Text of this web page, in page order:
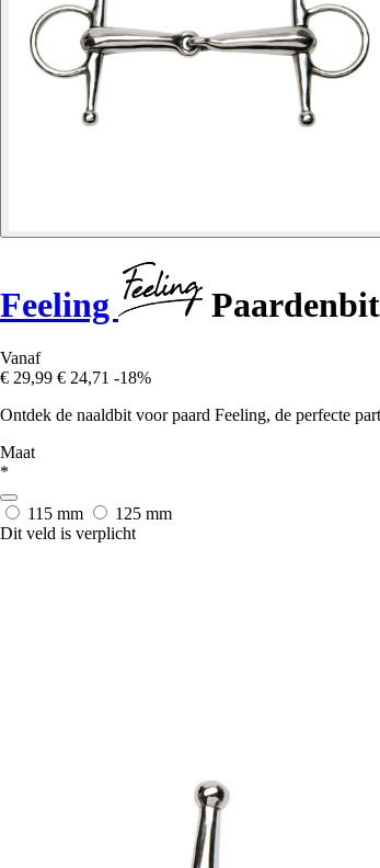
Feeling
Vanaf
€ 29,99 € 24,71 -18%
Ontdek de naaldbit voor paard Feeling, de perfecte
Maat
*
115 mm
125 mm
Dit veld is verplicht